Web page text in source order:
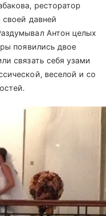
ресторатор
давней
Антон целых
появились двое
связать себя узами
веселой и со